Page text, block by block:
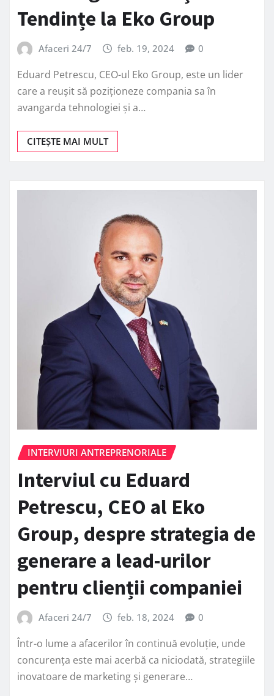
Tendințe la Eko Group
Afaceri 24/7 feb. 19, 2024 0
Eduard Petrescu, CEO-ul Eko Group, este un lider
care a reușit să poziționeze compania sa în
avangarda tehnologiei și a…
CITEȘTE MAI MULT
INTERVIURI ANTREPRENORIALE
Interviul cu Eduard
Petrescu, CEO al Eko
Group, despre strategia de
generare a lead-urilor
pentru clienții companiei
Afaceri 24/7 feb. 18, 2024 0
Într-o lume a afacerilor în continuă evoluție, unde
concurența este mai acerbă ca niciodată, strategiile
inovatoare de marketing și generare…